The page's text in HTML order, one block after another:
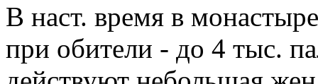
В наст. время в
при обители - до 4 тыс.